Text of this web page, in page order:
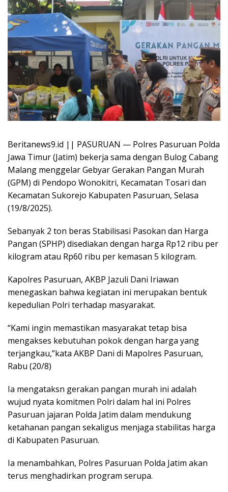
Beritanews9.id || PASURUAN — Polres Pasuruan Polda
Jawa Timur (Jatim) bekerja sama dengan Bulog Cabang
Malang menggelar Gebyar Gerakan Pangan Murah
(GPM) di Pendopo Wonokitri, Kecamatan Tosari dan
Kecamatan Sukorejo Kabupaten Pasuruan, Selasa
(19/8/2025).
Sebanyak 2 ton beras Stabilisasi Pasokan dan Harga
Pangan (SPHP) disediakan dengan harga Rp12 ribu per
kilogram atau Rp60 ribu per kemasan 5 kilogram.
Kapolres Pasuruan, AKBP Jazuli Dani Iriawan
menegaskan bahwa kegiatan ini merupakan bentuk
kepedulian Polri terhadap masyarakat.
“Kami ingin memastikan masyarakat tetap bisa
mengakses kebutuhan pokok dengan harga yang
terjangkau,”kata AKBP Dani di Mapolres Pasuruan,
Rabu (20/8)
Ia mengataksn gerakan pangan murah ini adalah
wujud nyata komitmen Polri dalam hal ini Polres
Pasuruan jajaran Polda Jatim dalam mendukung
ketahanan pangan sekaligus menjaga stabilitas harga
di Kabupaten Pasuruan.
Ia menambahkan, Polres Pasuruan Polda Jatim akan
terus menghadirkan program serupa.